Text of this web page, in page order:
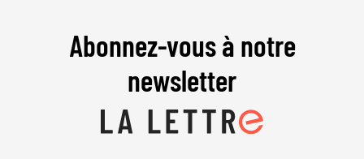
Abonnez-vous à notre
newsletter